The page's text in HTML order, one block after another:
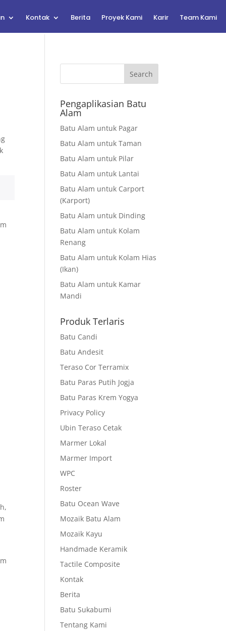
Kontak Berita Proyek Kami Karir Team Kami
Search
Pengaplikasian Batu
Alam
Batu Alam untuk Pagar
Batu Alam untuk Taman
Batu Alam untuk Pilar
Batu Alam untuk Lantai
Batu Alam untuk Carport
(Karport)
Batu Alam untuk Dinding
Batu Alam untuk Kolam
Renang
Batu Alam untuk Kolam Hias
(Ikan)
Batu Alam untuk Kamar
Mandi
Produk Terlaris
Batu Candi
Batu Andesit
Teraso Cor Terramix
Batu Paras Putih Jogja
Batu Paras Krem Yogya
Privacy Policy
Ubin Teraso Cetak
Marmer Lokal
Marmer Import
WPC
Roster
Batu Ocean Wave
Mozaik Batu Alam
Mozaik Kayu
Handmade Keramik
Tactile Composite
Kontak
Berita
Batu Sukabumi
Tentang Kami